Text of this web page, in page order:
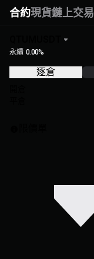
‌合約現貨鏈上交易
永續 0.00%
逐倉